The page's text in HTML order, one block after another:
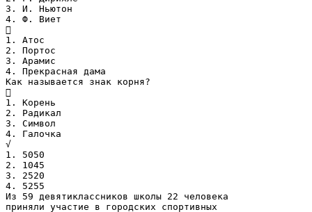
3. И. Ньютон
4. Ф. Виет

1. Атос
2. Портос
3. Арамис
4. Прекрасная дама
Как называется знак корня?

1. Корень
2. Радикал
3. Символ
4. Галочка
√
1. 5050
2. 1045
3. 2520
4. 5255
Из 59 девятиклассников школы 22 человека
приняли участие в городских спортивных